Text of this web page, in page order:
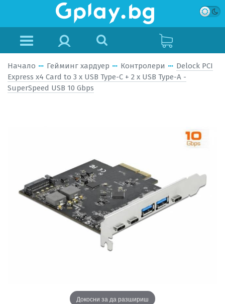
Начало Гейминг хардуер Контролери
Delock PCI
Express x4 Card to 3 x USB Type-C + 2 x USB Type-A -
SuperSpeed USB 10 Gbps
Докосни за да разшириш